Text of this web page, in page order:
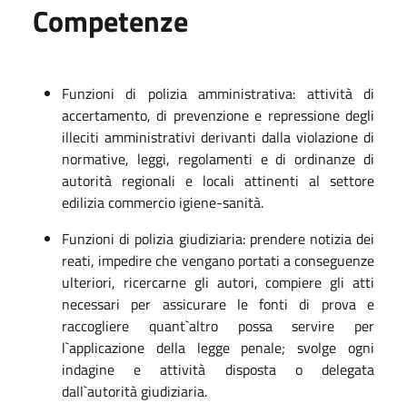
Competenze
Funzioni di polizia amministrativa: attività di
accertamento, di prevenzione e repressione degli
illeciti amministrativi derivanti dalla violazione di
normative, leggi, regolamenti e di ordinanze di
autorità regionali e locali attinenti al settore
edilizia commercio igiene-sanità.
Funzioni di polizia giudiziaria: prendere notizia dei
reati, impedire che vengano portati a conseguenze
ulteriori, ricercarne gli autori, compiere gli atti
necessari per assicurare le fonti di prova e
raccogliere quant`altro possa servire per
l`applicazione della legge penale; svolge ogni
indagine e attività disposta o delegata
dall`autorità giudiziaria.